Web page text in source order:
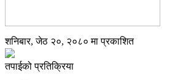
शनिबार, जेठ २०, २०८० मा प्रकाशित
तपाईको प्रतिक्रिया